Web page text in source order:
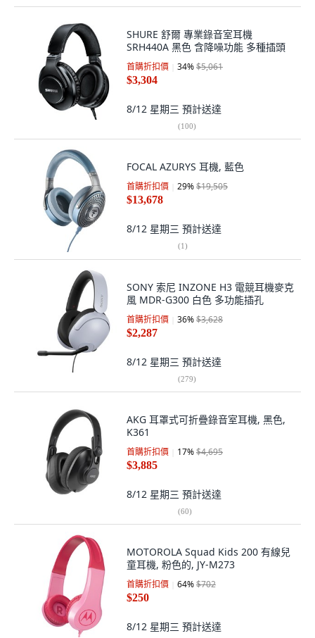
SHURE 舒爾 專業錄音室耳機
SRH440A 黑色 含降噪功能 多種插頭
首購折扣價 34%$5,061
$3,304
8/12 星期三 預計送達
(100)
FOCAL AZURYS 耳機, 藍色
首購折扣價 29%$19,505
$13,678
8/12 星期三 預計送達
(1)
SONY 索尼 INZONE H3 電競耳機麥克
風 MDR-G300 白色 多功能插孔
首購折扣價 36%$3,628
$2,287
8/12 星期三 預計送達
(279)
AKG 耳罩式可折疊錄音室耳機, 黑色,
K361
首購折扣價 17%$4,695
$3,885
8/12 星期三 預計送達
(60)
MOTOROLA Squad Kids 200 有線兒
童耳機, 粉色的, JY-M273
首購折扣價 64%$702
$250
8/12 星期三 預計送達